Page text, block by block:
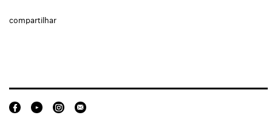
compartilhar